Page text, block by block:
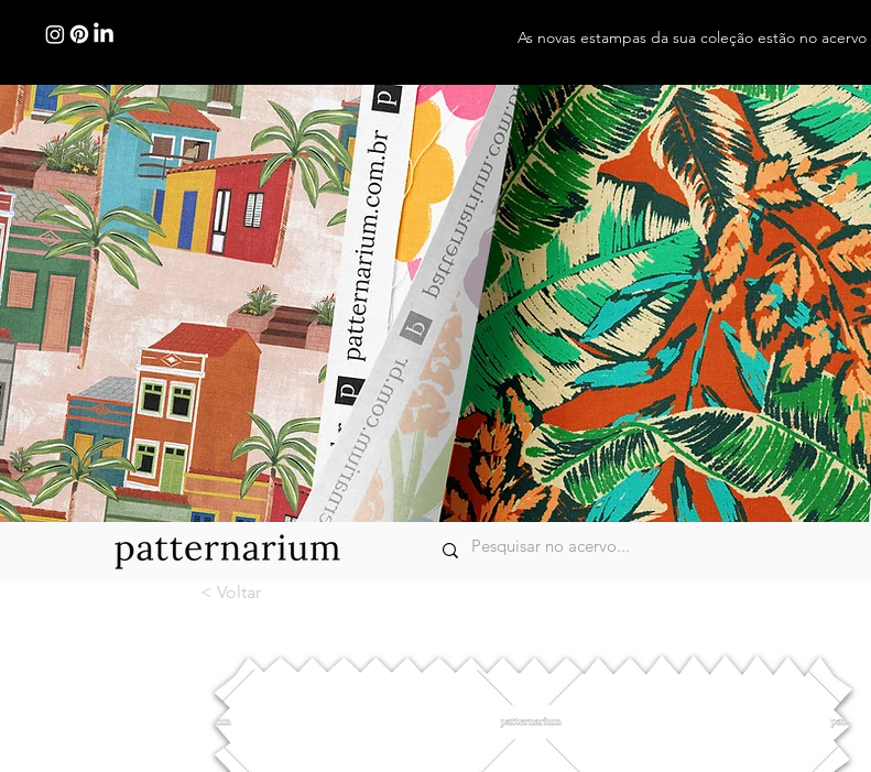
As novas estampas da sua coleção estão no acervo
< Voltar